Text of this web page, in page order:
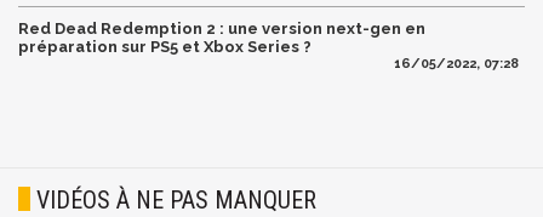
Red Dead Redemption 2 : une version next-gen en
préparation sur PS5 et Xbox Series ?
16/05/2022, 07:28
VIDÉOS À NE PAS MANQUER